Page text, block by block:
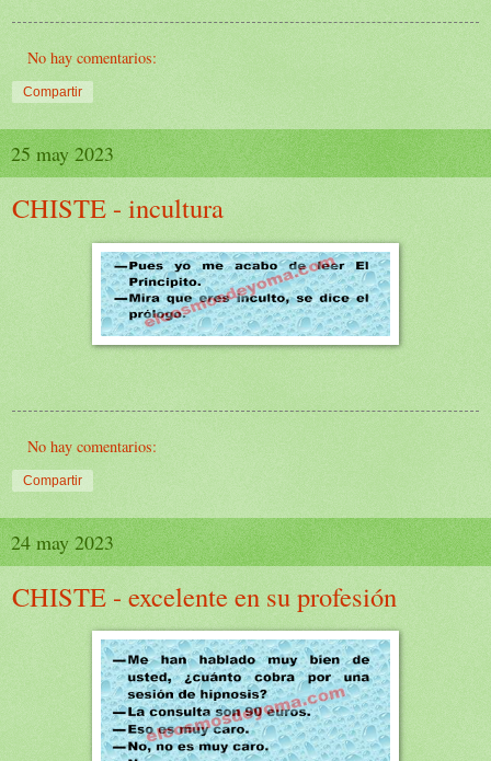
No hay comentarios:
Compartir
25 may 2023
CHISTE - incultura
No hay comentarios:
Compartir
24 may 2023
CHISTE - excelente en su profesión